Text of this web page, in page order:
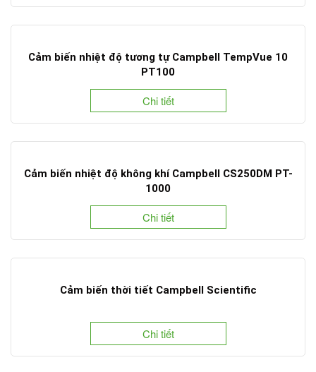
Cảm biến nhiệt độ tương tự Campbell TempVue 10
PT100
Chi tiết
Cảm biến nhiệt độ không khí Campbell CS250DM PT-
1000
Chi tiết
Cảm biến thời tiết Campbell Scientific
Chi tiết